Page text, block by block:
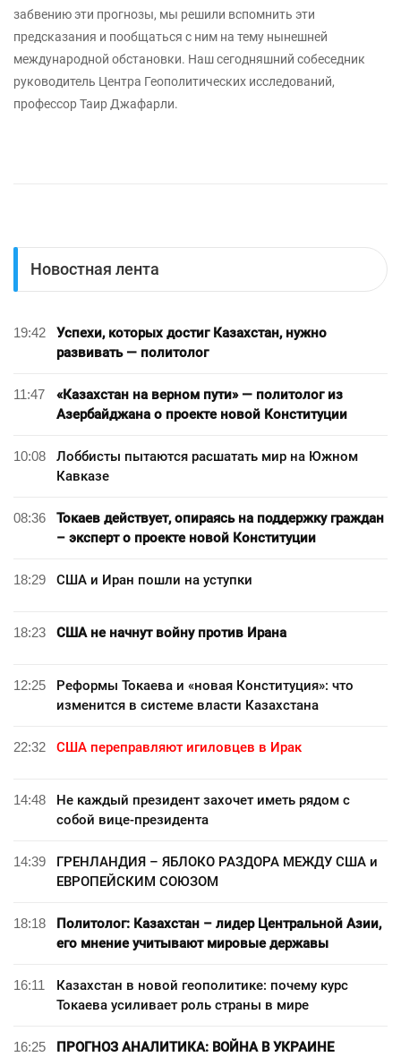
забвению эти прогнозы, мы решили вспомнить эти
предсказания и пообщаться с ним на тему нынешней
международной обстановки. Наш сегодняшний собеседник
руководитель Центра Геополитических исследований,
профессор Таир Джафарли.
Новостная лента
19:42
Успехи, которых достиг Казахстан, нужно
развивать — политолог
11:47
«Казахстан на верном пути» — политолог из
Азербайджана о проекте новой Конституции
10:08
Лоббисты пытаются расшатать мир на Южном
Кавказе
08:36
Токаев действует, опираясь на поддержку граждан
– эксперт о проекте новой Конституции
18:29 США и Иран пошли на уступки
18:23 США не начнут войну против Ирана
12:25
Реформы Токаева и «новая Конституция»: что
изменится в системе власти Казахстана
22:32 США переправляют игиловцев в Ирак
14:48
Не каждый президент захочет иметь рядом с
собой вице-президента
14:39
ГРЕНЛАНДИЯ – ЯБЛОКО РАЗДОРА МЕЖДУ США и
ЕВРОПЕЙСКИМ СОЮЗОМ
18:18
Политолог: Казахстан – лидер Центральной Азии,
его мнение учитывают мировые державы
16:11
Казахстан в новой геополитике: почему курс
Токаева усиливает роль страны в мире
16:25
ПРОГНОЗ АНАЛИТИКА: ВОЙНА В УКРАИНЕ